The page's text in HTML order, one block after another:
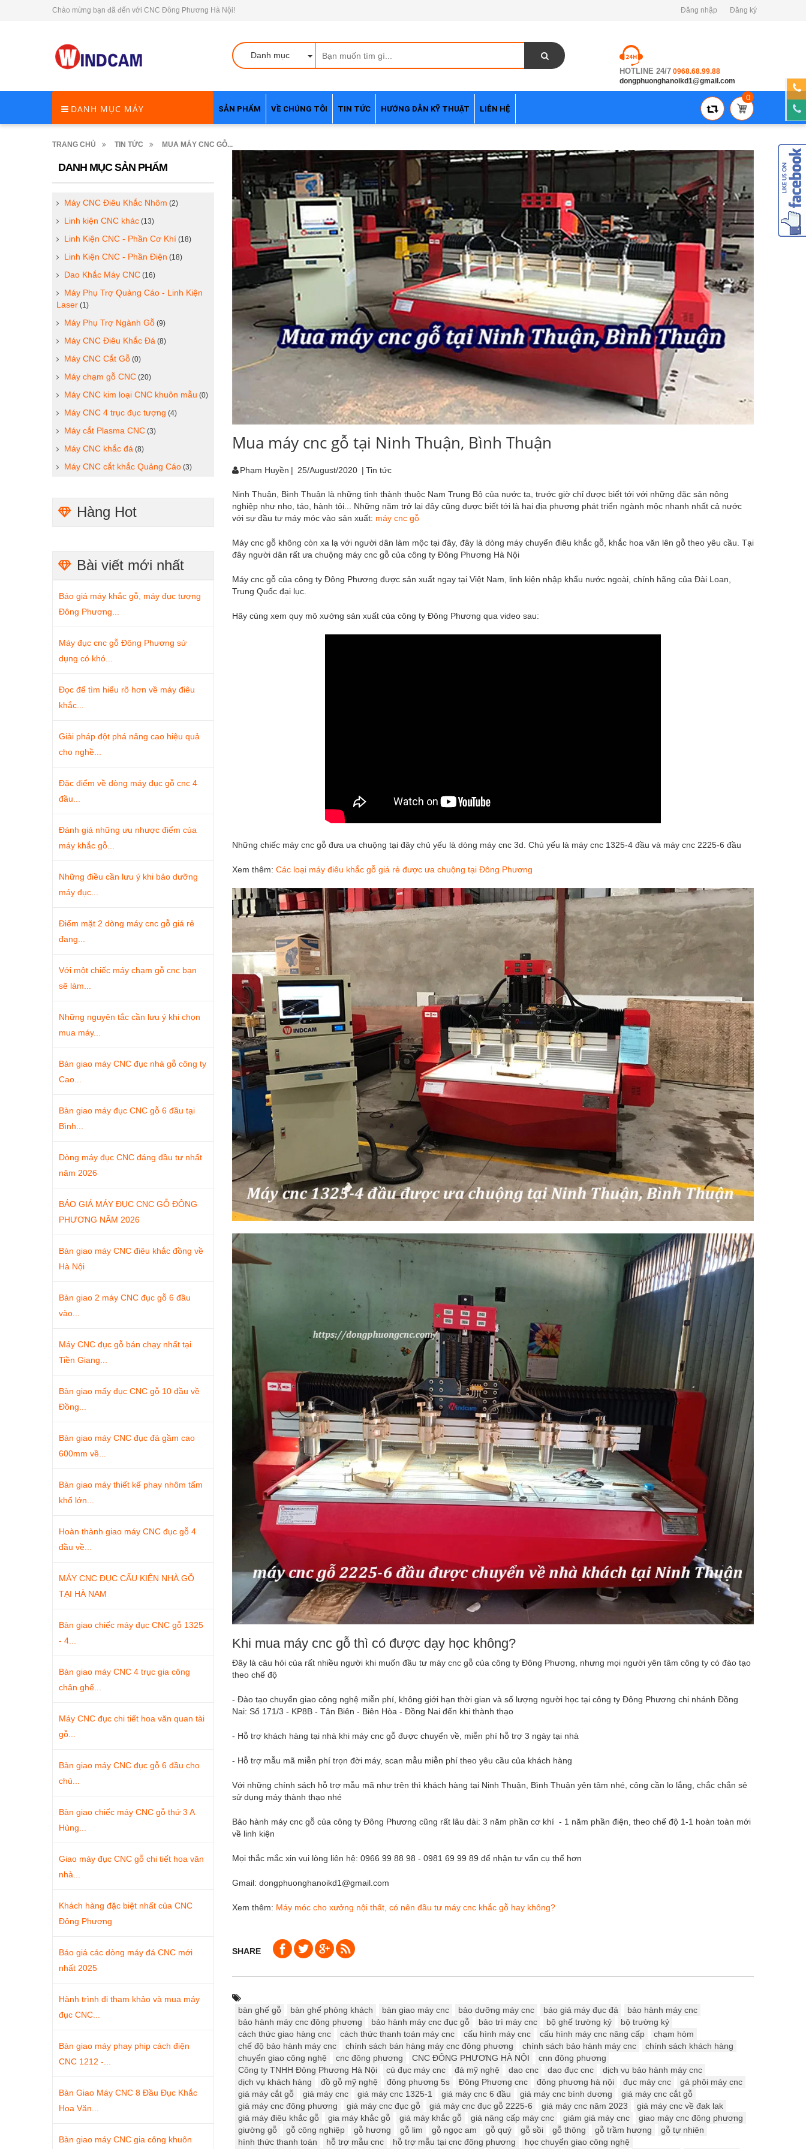
Chào mừng bạn đã đến với CNC Đông Phương Hà Nội! Đăng nhập Đăng ký
Danh mục
HOTLINE 24/7 0968.68.99.88
dongphuonghanoikd1@gmail.com
DANH MỤC MÁY SẢN PHẨM VỀ CHÚNG TÔI TIN TỨC HƯỚNG DẪN KỸ THUẬT LIÊN HỆ
0
TRANG CHỦ TIN TỨC MUA MÁY CNC GỖ...
DANH MỤC SẢN PHẨM
Máy CNC Điêu Khắc Nhôm (2)
Linh kiện CNC khác (13)
Linh Kiện CNC - Phần Cơ Khí (18)
Linh Kiện CNC - Phần Điện (18)
Dao Khắc Máy CNC (16)
Máy Phụ Trợ Quảng Cáo - Linh Kiện
Laser (1)
Máy Phụ Trợ Ngành Gỗ (9)
Máy CNC Điêu Khắc Đá (8)
Máy CNC Cắt Gỗ (0)
Máy chạm gỗ CNC (20)
Máy CNC kim loại CNC khuôn mẫu (0)
Máy CNC 4 trục đục tượng (4)
Máy cắt Plasma CNC (3)
Máy CNC khắc đá (8)
Máy CNC cắt khắc Quảng Cáo (3)
Hàng Hot
Bài viết mới nhất
Báo giá máy khắc gỗ, máy đục tượng
Đông Phương...
Máy đục cnc gỗ Đông Phương sử
dụng có khó...
Đọc để tìm hiểu rõ hơn về máy điêu
khắc...
Giải pháp đột phá nâng cao hiệu quả
cho nghề...
Đặc điểm về dòng máy đục gỗ cnc 4
đầu...
Đánh giá những ưu nhược điểm của
máy khắc gỗ...
Những điều cần lưu ý khi bảo dưỡng
máy đục...
Điểm mặt 2 dòng máy cnc gỗ giá rẻ
đang...
Với một chiếc máy chạm gỗ cnc bạn
sẽ làm...
Những nguyên tắc cần lưu ý khi chọn
mua máy...
Bàn giao máy CNC đục nhà gỗ công ty
Cao...
Bàn giao máy đục CNC gỗ 6 đầu tại
Bình...
Dòng máy đục CNC đáng đầu tư nhất
năm 2026
BÁO GIÁ MÁY ĐỤC CNC GỖ ĐÔNG
PHƯƠNG NĂM 2026
Bàn giao máy CNC điêu khắc đồng về
Hà Nội
Bàn giao 2 máy CNC đục gỗ 6 đầu
vào...
Máy CNC đục gỗ bán chạy nhất tại
Tiền Giang...
Bàn giao mấy đục CNC gỗ 10 đầu về
Đồng...
Bàn giao máy CNC đục đá gầm cao
600mm về...
Bàn giao máy thiết kế phay nhôm tấm
khổ lớn...
Hoàn thành giao máy CNC đục gỗ 4
đầu về...
MÁY CNC ĐỤC CẤU KIỆN NHÀ GỖ
TẠI HÀ NAM
Bàn giao chiếc máy đục CNC gỗ 1325
- 4...
Bàn giao máy CNC 4 trục gia công
chân ghế...
Máy CNC đục chi tiết hoa văn quan tài
gỗ...
Bàn giao máy CNC đục gỗ 6 đầu cho
chú...
Bàn giao chiếc máy CNC gỗ thứ 3 A
Hùng...
Giao máy đục CNC gỗ chi tiết hoa văn
nhà...
Khách hàng đặc biệt nhất của CNC
Đông Phương
Báo giá các dòng máy đá CNC mới
nhất 2025
Hành trình đi tham khảo và mua máy
đục CNC...
Bàn giao máy phay phip cách điện
CNC 1212 -...
Bàn Giao Máy CNC 8 Đầu Đục Khắc
Hoa Văn...
Bàn giao máy CNC gia công khuôn
Mua máy cnc gỗ tại Ninh Thuận, Bình Thuận
Phạm Huyền | 25/August/2020 | Tin tức
Ninh Thuận, Bình Thuận là những tỉnh thành thuộc Nam Trung Bộ của nước ta, trước giờ chỉ được biết tới với những đặc sản nông
nghiệp như nho, táo, hành tỏi... Những năm trở lại đây cũng được biết tới là hai địa phương phát triển ngành mộc nhanh nhất cả nước
với sự đầu tư máy móc vào sản xuất: máy cnc gỗ
Máy cnc gỗ không còn xa lạ với người dân làm mộc tại đây, đây là dòng máy chuyển điêu khắc gỗ, khắc hoa văn lên gỗ theo yêu cầu. Tại
đây người dân rất ưa chuộng máy cnc gỗ của công ty Đông Phương Hà Nội
Máy cnc gỗ của công ty Đông Phương được sản xuất ngay tại Việt Nam, linh kiện nhập khẩu nước ngoài, chính hãng của Đài Loan,
Trung Quốc đại lục.
Hãy cùng xem quy mô xưởng sản xuất của công ty Đông Phương qua video sau:
Những chiếc máy cnc gỗ đưa ưa chuộng tại đây chủ yếu là dòng máy cnc 3d. Chủ yếu là máy cnc 1325-4 đầu và máy cnc 2225-6 đầu
Xem thêm: Các loại máy điêu khắc gỗ giá rẻ được ưa chuộng tại Đông Phương
Khi mua máy cnc gỗ thì có được dạy học không?
Đây là câu hỏi của rất nhiều người khi muốn đầu tư máy cnc gỗ của công ty Đông Phương, nhưng mọi người yên tâm công ty có đào tạo
theo chế độ
- Đào tạo chuyển giao công nghệ miễn phí, không giới hạn thời gian và số lượng người học tại công ty Đông Phương chi nhánh Đồng
Nai: Số 171/3 - KP8B - Tân Biên - Biên Hòa - Đồng Nai đến khi thành thạo
- Hỗ trợ khách hàng tại nhà khi máy cnc gỗ được chuyển về, miễn phí hỗ trợ 3 ngày tại nhà
- Hỗ trợ mẫu mã miễn phí trọn đời máy, scan mẫu miễn phí theo yêu cầu của khách hàng
Với những chính sách hỗ trợ mẫu mã như trên thì khách hàng tại Ninh Thuận, Bình Thuận yên tâm nhé, công cần lo lắng, chắc chắn sẻ
sử dụng máy thành thạo nhé
Bảo hành máy cnc gỗ của công ty Đông Phương cũng rất lâu dài: 3 năm phần cơ khí - 1 năm phần điện, theo chế độ 1-1 hoàn toàn mới
về linh kiện
Mọi thắc mắc xin vui lòng liên hệ: 0966 99 88 98 - 0981 69 99 89 để nhận tư vấn cụ thể hơn
Gmail: dongphuonghanoikd1@gmail.com
Xem thêm: Máy móc cho xưởng nội thất, có nên đầu tư máy cnc khắc gỗ hay không?
SHARE
bàn ghế gỗ bàn ghế phòng khách bàn giao máy cnc bảo dưỡng máy cnc báo giá máy đục đá
bảo hành máy cnc
bảo hành máy cnc đông phương
bảo hành máy cnc đục gỗ bảo trì máy cnc bộ ghế trường kỷ
bộ trường kỷ
cách thức giao hàng cnc
cách thức thanh toán máy cnc cấu hình máy cnc cấu hình máy cnc nâng cấp
chạm hòm
chế độ bảo hành máy cnc
chính sách bán hàng máy cnc đông phương chính sách bảo hành máy cnc
chính sách khách hàng
chuyển giao công nghệ
cnc đông phương CNC ĐÔNG PHƯƠNG HÀ NỘI
cnn đông phương
Công ty TNHH Đông Phương Hà Nội
củ đục máy cnc đá mỹ nghệ dao cnc dao đục cnc
dịch vụ bảo hành máy cnc
dịch vụ khách hàng
đồ gỗ mỹ nghệ đông phương 5s Đông Phương cnc đông phương hà nội đục máy cnc
gá phôi máy cnc
giá máy cắt gỗ
giá máy cnc giá máy cnc 1325-1 giá máy cnc 6 đầu giá máy cnc bình dương
giá máy cnc cắt gỗ
giá máy cnc đông phương
giá máy cnc đục gỗ giá máy cnc đục gỗ 2225-6 giá máy cnc năm 2023
giá máy cnc về đak lak
giá máy điêu khắc gỗ
gia máy khắc gỗ giá máy khắc gỗ giá nâng cấp máy cnc giảm giá máy cnc
giao máy cnc đông phương
giường gỗ
gỗ công nghiệp gỗ hương gỗ lim gỗ ngọc am gỗ quý gỗ sồi gỗ thông gỗ trầm hương
gỗ tự nhiên
hình thức thanh toán
hỗ trợ mẫu cnc hỗ trợ mẫu tại cnc đông phương học chuyển giao công nghệ